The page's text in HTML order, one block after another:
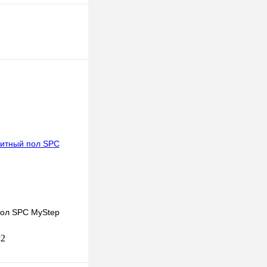
SPC MyStep